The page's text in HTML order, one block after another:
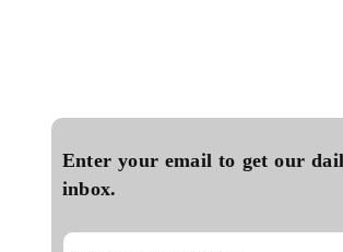
Enter your email to get our
inbox.